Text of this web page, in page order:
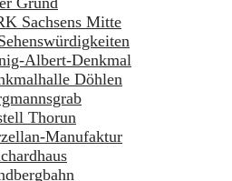
Sachsens Mitte
Albert-Denkmal
Döhlen
Thorun
Manufaktur